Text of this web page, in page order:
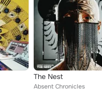
The Nest
Absent Chronicles